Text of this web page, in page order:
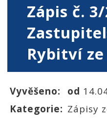
Zápis č.
Rybitví ze
Vyvěšeno: od
Kategorie: Zápisy